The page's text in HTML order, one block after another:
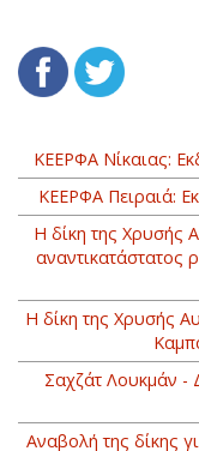
ΚΕΕΡΦΑ Νίκαιας:
ΚΕΕΡΦΑ Πειραιά:
Η δίκη της Χρυσής
αναντικατάστατος
Η δίκη της Χρυσής
Σαχζάτ Λουκμάν -
Αναβολή της δίκης